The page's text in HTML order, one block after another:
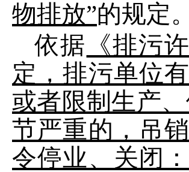
物排放”的规定。
依据 《排污
定，排污单位
或者限制生产
节严重的，吊
令停业、关闭